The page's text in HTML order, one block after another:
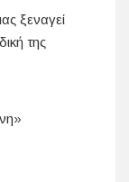
ξεναγεί
της